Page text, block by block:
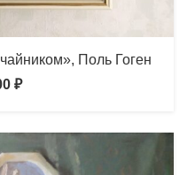
Поль Гоген
₽